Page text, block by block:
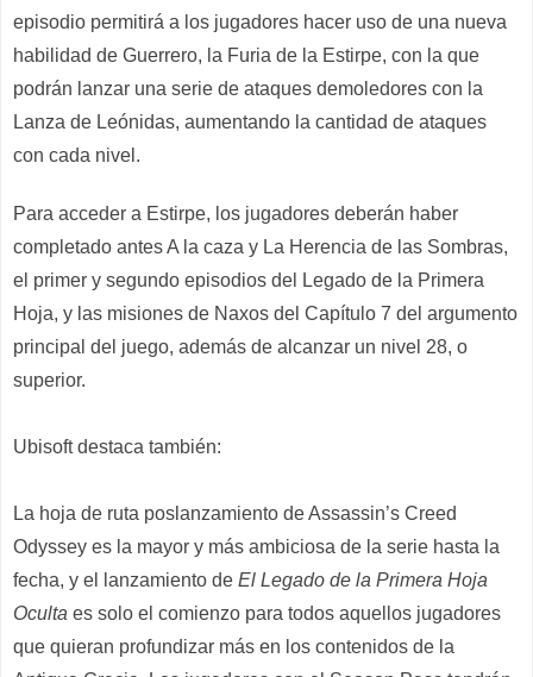
episodio permitirá a los jugadores hacer uso de una nueva
habilidad de Guerrero, la Furia de la Estirpe, con la que
podrán lanzar una serie de ataques demoledores con la
Lanza de Leónidas, aumentando la cantidad de ataques
con cada nivel.
Para acceder a Estirpe, los jugadores deberán haber
completado antes A la caza y La Herencia de las Sombras,
el primer y segundo episodios del Legado de la Primera
Hoja, y las misiones de Naxos del Capítulo 7 del argumento
principal del juego, además de alcanzar un nivel 28, o
superior.
Ubisoft destaca también:
La hoja de ruta poslanzamiento de Assassin’s Creed
Odyssey es la mayor y más ambiciosa de la serie hasta la
fecha, y el lanzamiento de El Legado de la Primera Hoja
Oculta es solo el comienzo para todos aquellos jugadores
que quieran profundizar más en los contenidos de la